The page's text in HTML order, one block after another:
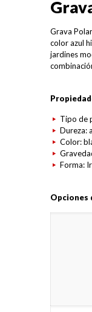
Grava
color azul
jardines
Tipo de
Dureza:
Color:
Forma:
Opciones